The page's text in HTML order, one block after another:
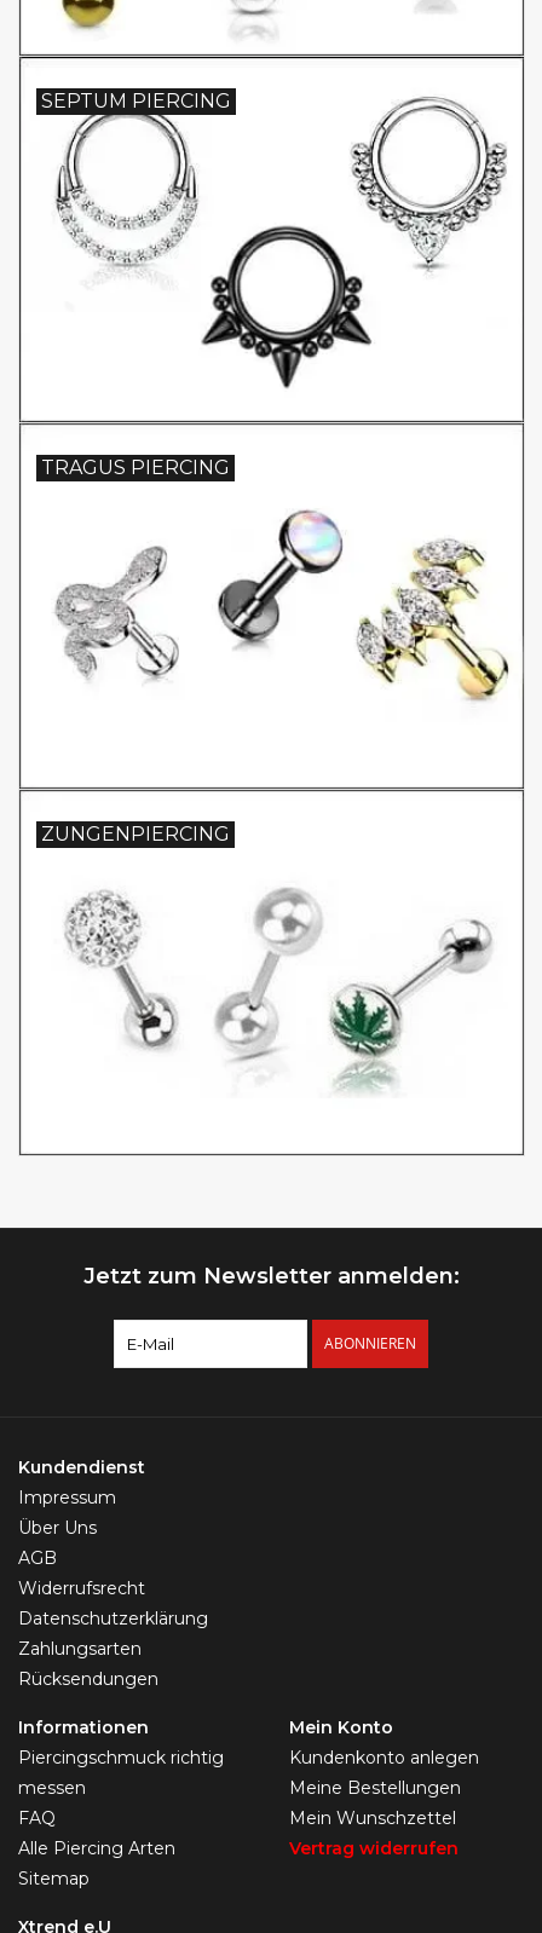
SEPTUM PIERCING
TRAGUS PIERCING
ZUNGENPIERCING
Jetzt zum Newsletter anmelden:
ABONNIEREN
Kundendienst
Impressum
Über Uns
AGB
Widerrufsrecht
Datenschutzerklärung
Zahlungsarten
Rücksendungen
Informationen
Piercingschmuck richtig
messen
FAQ
Alle Piercing Arten
Sitemap
Mein Konto
Kundenkonto anlegen
Meine Bestellungen
Mein Wunschzettel
Vertrag widerrufen
Xtrend e.U